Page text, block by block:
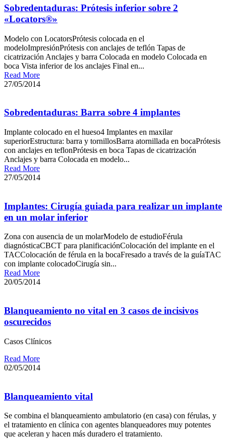
Sobredentaduras: Prótesis inferior sobre 2
«Locators®»
Modelo con LocatorsPrótesis colocada en el
modeloImpresiónPrótesis con anclajes de teflón Tapas de
cicatrización Anclajes y barra Colocada en modelo Colocada en
boca Vista inferior de los anclajes Final en...
Read More
27/05/2014
Sobredentaduras: Barra sobre 4 implantes
Implante colocado en el hueso4 Implantes en maxilar
superiorEstructura: barra y tornillosBarra atornillada en bocaPrótesis
con anclajes en teflonPrótesis en boca Tapas de cicatrización
Anclajes y barra Colocada en modelo...
Read More
27/05/2014
Implantes: Cirugía guiada para realizar un implante
en un molar inferior
Zona con ausencia de un molarModelo de estudioFérula
diagnósticaCBCT para planificaciónColocación del implante en el
TACColocación de férula en la bocaFresado a través de la guíaTAC
con implante colocadoCirugía sin...
Read More
20/05/2014
Blanqueamiento no vital en 3 casos de incisivos
oscurecidos
Casos Clínicos
Read More
02/05/2014
Blanqueamiento vital
Se combina el blanqueamiento ambulatorio (en casa) con férulas, y
el tratamiento en clínica con agentes blanqueadores muy potentes
que aceleran y hacen más duradero el tratamiento.